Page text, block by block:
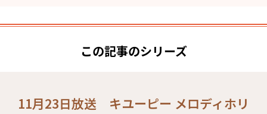
この記事のシリーズ
11月23日放送 キユーピー メロディホリ